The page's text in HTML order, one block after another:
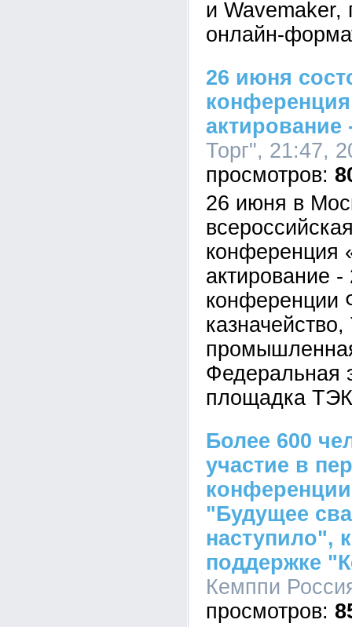
и Wavemaker,
онлайн-
26 июня
актирование
Торг", 21:47,
26 июня в
конференция
актирование
конференции
казначейство,
Федеральная
площадка
Более 600
участие в
"Будущее
наступило",
поддержке
Кемппи